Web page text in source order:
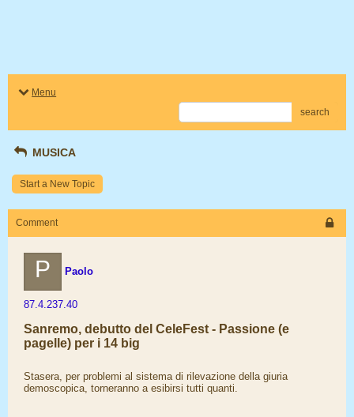
Menu
search
MUSICA
Start a New Topic
Comment
P Paolo
87.4.237.40
Sanremo, debutto del CeleFest - Passione (e
pagelle) per i 14 big
Stasera, per problemi al sistema di rilevazione della giuria
demoscopica, torneranno a esibirsi tutti quanti.